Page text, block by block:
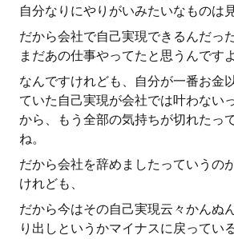
自分なりにやりがいみたいなものは
だから会社で自己実現できるんだっ
まだあの仕事やってたと思うんですよ
なんですけれども、自分が一番お金
ていた自己実現が会社では叶わない
から、もう全部の気持ちが切れたっ
ね。
だから会社を辞めましたっていうの
けれども、
だから今はその自己実現云々かんぬ
り出しというかマイナスに戻ってい